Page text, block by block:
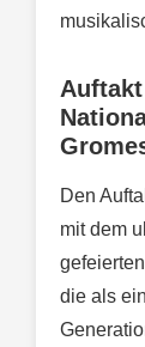
Den
mit dem
die als